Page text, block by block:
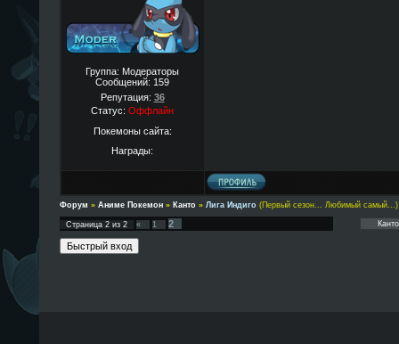
Группа: Модераторы
Сообщений: 159
Репутация: 36
Статус: Оффлайн
Покемоны сайта:
Награды:
Форум » Аниме Покемон » Канто » Лига Индиго (Первый сезон... Любимый самый...)
Страница 2из 2 « 1 2